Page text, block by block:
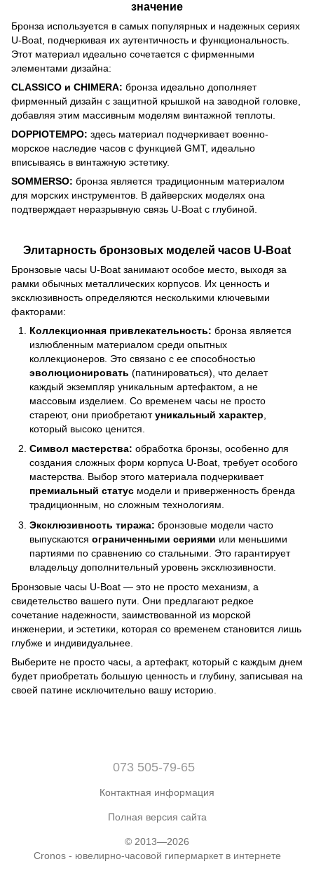
значение
Бронза используется в самых популярных и надежных сериях
U-Boat, подчеркивая их аутентичность и функциональность.
Этот материал идеально сочетается с фирменными
элементами дизайна:
CLASSICO и CHIMERA: бронза идеально дополняет
фирменный дизайн с защитной крышкой на заводной головке,
добавляя этим массивным моделям винтажной теплоты.
DOPPIOTEMPO: здесь материал подчеркивает военно-
морское наследие часов с функцией GMT, идеально
вписываясь в винтажную эстетику.
SOMMERSO: бронза является традиционным материалом
для морских инструментов. В дайверских моделях она
подтверждает неразрывную связь U-Boat с глубиной.
Элитарность бронзовых моделей часов U-Boat
Бронзовые часы U-Boat занимают особое место, выходя за
рамки обычных металлических корпусов. Их ценность и
эксклюзивность определяются несколькими ключевыми
факторами:
Коллекционная привлекательность: бронза является
излюбленным материалом среди опытных
коллекционеров. Это связано с ее способностью
эволюционировать (патинироваться), что делает
каждый экземпляр уникальным артефактом, а не
массовым изделием. Со временем часы не просто
стареют, они приобретаютуникальный характер
который высоко ценится.
Символ мастерства: обработка бронзы, особенно для
создания сложных форм корпуса U-Boat, требует особого
мастерства. Выбор этого материала подчеркивает
премиальный статус модели и приверженность бренда
традиционным, но сложным технологиям.
Эксклюзивность тиража: бронзовые модели часто
выпускаются ограниченными сериями или меньшими
партиями по сравнению со стальными. Это гарантирует
владельцу дополнительный уровень эксклюзивности.
Бронзовые часы U-Boat — это не просто механизм, а
свидетельство вашего пути. Они предлагают редкое
сочетание надежности, заимствованной из морской
инженерии, и эстетики, которая со временем становится лишь
глубже и индивидуальнее.
Выберите не просто часы, а артефакт, который с каждым днем
будет приобретать большую ценность и глубину, записывая на
своей патине исключительно вашу историю.
073 505-79-65
Контактная информация
Полная версия сайта
© 2013—2026
Cronos - ювелирно-часовой гипермаркет в интернете